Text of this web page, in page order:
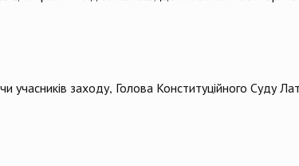
учасників заходу, Голова Конституційного Суду